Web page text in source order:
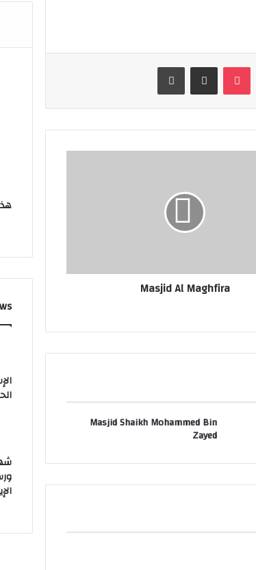
بوكيت
Masjid Al Maghfira
Masjid Shaikh Mohammed Bin
Zayed